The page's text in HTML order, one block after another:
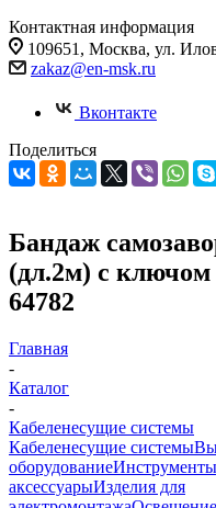
Контактная информация
109651, Москва, ул.
zakaz@en-msk.ru
Вконтакте
Поделиться
Бандаж
(дл.2м) с
64782
Главная
-
Каталог
-
Кабеленесущие системы
Кабеленесущие системы
оборудование
аксессуарыИзделия для